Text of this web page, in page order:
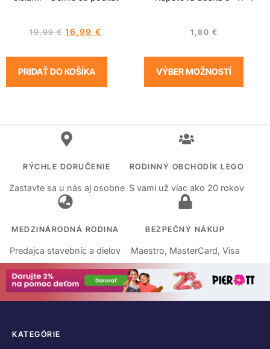
19,99€ 16,99€
PRIDAŤ DO KOŠÍKA
1,80 €
VÝBER MOŽNOSTÍ
RÝCHLE DORUČENIE
Zastavte sa u nás aj osobne
RODINNÝ OBCHODÍK LEGO
S vami už viac ako 20 rokov
MEDZINÁRODNÁ RODINA
Predajca stavebníc a dielov
BEZPEČNÝ NÁKUP
Maestro, MasterCard, Visa
KATEGÓRIE